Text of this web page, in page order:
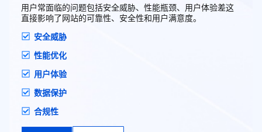
用户常面临的问题包括安全威胁、性能瓶颈、用户体验差这
直接影响了网站的可靠性、安全性和用户满意度。
安全威胁
性能优化
用户体验
数据保护
合规性